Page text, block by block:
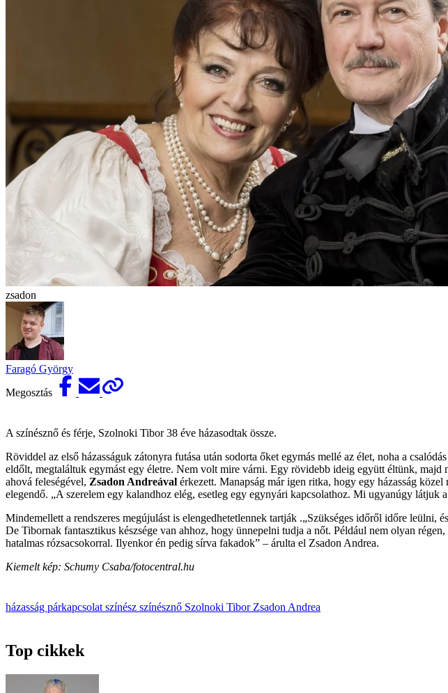
zsadon
Faragó György
Megosztás
A színésznő és férje, Szolnoki Tibor 38 éve házasodtak össze.
Röviddel az első házasságuk zátonyra futása után sodorta őket egymás mellé az élet, noha a
eldőlt, megtaláltuk egymást egy életre. Nem volt mire várni. Egy rövidebb ideig együtt éltünk, majd
ahová feleségével, Zsadon Andreával érkezett. Manapság már igen ritka, hogy egy házasság
elegendő. „A szerelem egy kalandhoz elég, esetleg egy egynyári kapcsolathoz. Mi ugyanúgy látjuk
Mindemellett a rendszeres megújulást is elengedhetetlennek tartják .„Szükséges időről időre
De Tibornak fantasztikus készsége van ahhoz, hogy ünnepelni tudja a nőt. Például nem olyan
hatalmas rózsacsokorral. Ilyenkor én pedig sírva fakadok” – árulta el Zsadon Andrea.
Kiemelt kép: Schumy Csaba/fotocentral.hu
házasság párkapcsolat színész színésznő Szolnoki Tibor Zsadon Andrea
Top cikkek